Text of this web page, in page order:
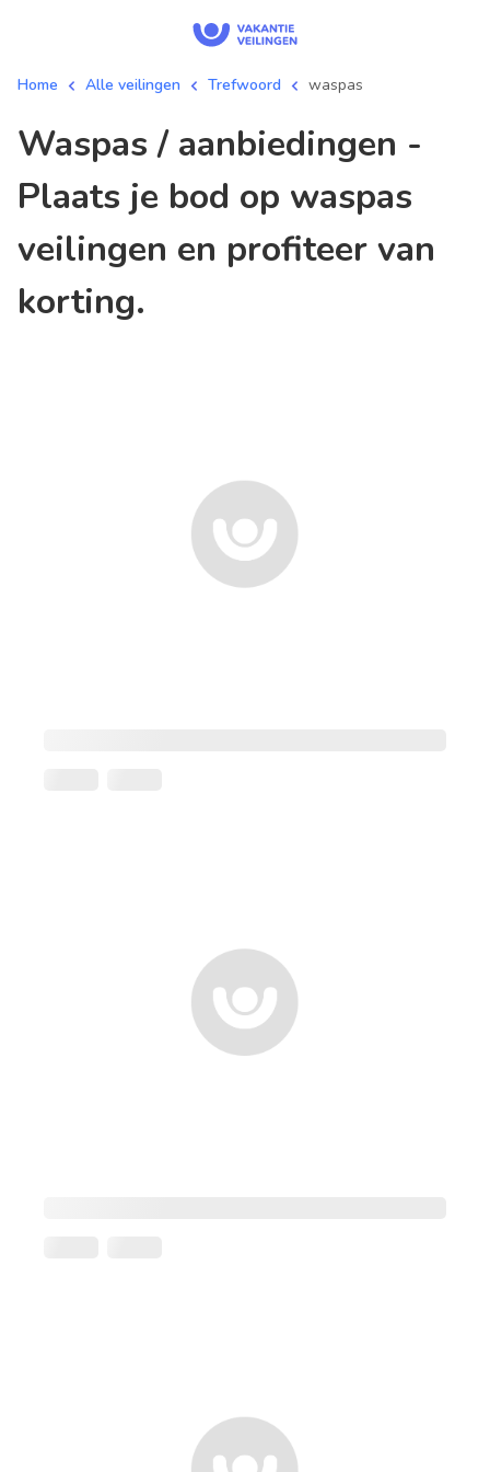
Home Alle veilingen Trefwoord waspas
waspas / aanbiedingen -
Plaats je bod op waspas
veilingen en profiteer van
korting.